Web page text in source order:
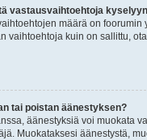
vastausvaihtoehtoja
määrä on
vaihtoehtoja kuin on sallittu,
tai poistan äänestyksen?
äänestyksiä voi muokata
Muokataksesi äänestystä,